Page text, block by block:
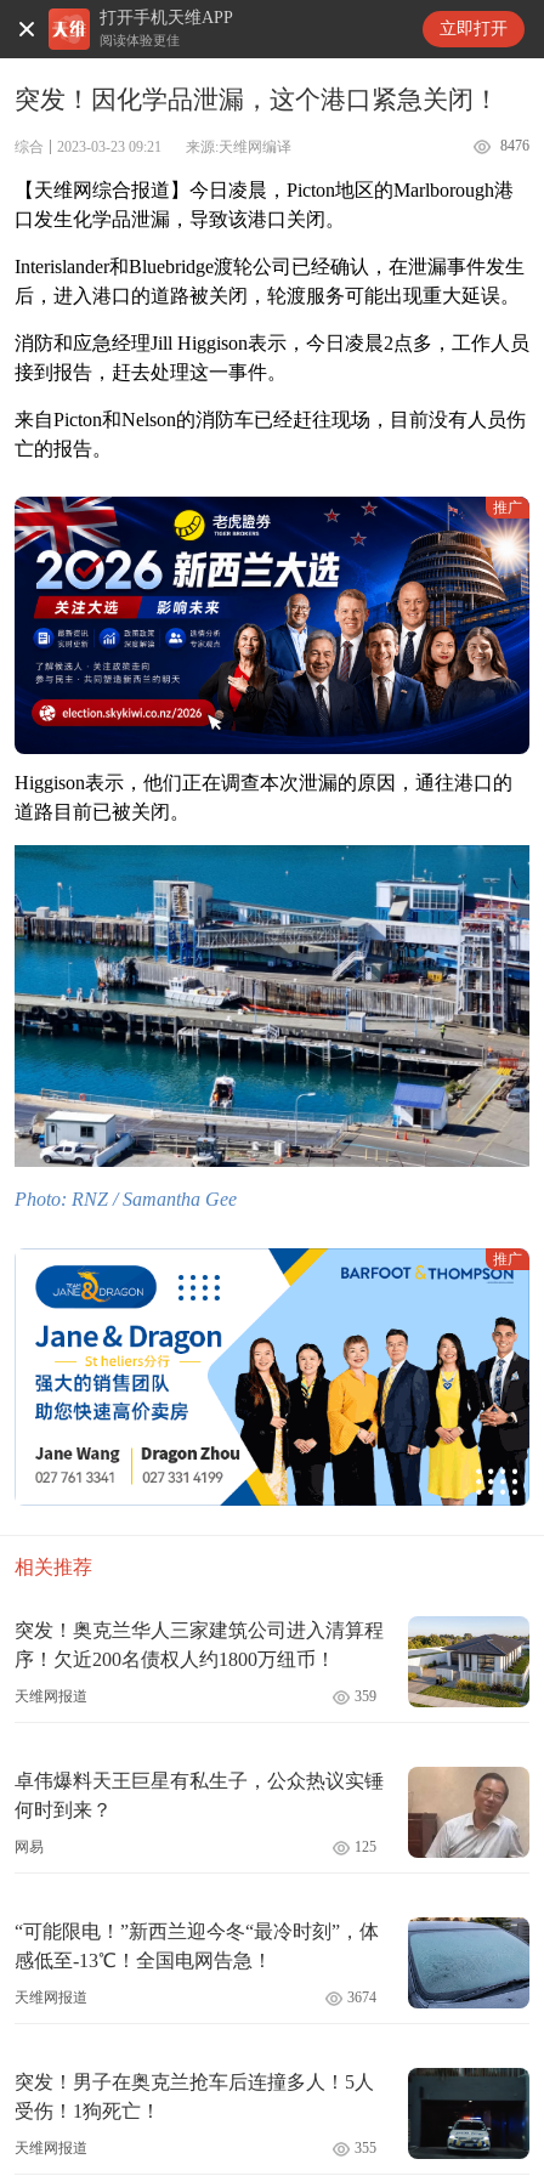
打开手机天维APP
阅读体验更佳
立即打开
天维新闻
突发！因化学品泄漏，这个港口紧急关闭！
综合 2023-03-23 09:21 来源:天维网编译 8476
【天维网综合报道】今日凌晨，Picton地区的Marlborough港
口发生化学品泄漏，导致该港口关闭。
Interislander和Bluebridge渡轮公司已经确认，在泄漏事件发生
后，进入港口的道路被关闭，轮渡服务可能出现重大延误。
消防和应急经理Jill Higgison表示，今日凌晨2点多，工作人员
接到报告，赶去处理这一事件。
来自Picton和Nelson的消防车已经赶往现场，目前没有人员伤
亡的报告。
推广
Higgison表示，他们正在调查本次泄漏的原因，通往港口的
道路目前已被关闭。
Photo: RNZ / Samantha Gee
推广
相关推荐
突发！奥克兰华人三家建筑公司进入清算程
序！欠近200名债权人约1800万纽币！
天维网报道 359
卓伟爆料天王巨星有私生子，公众热议实锤
何时到来？
网易 125
“可能限电！”新西兰迎今冬“最冷时刻”，体
感低至-13℃！全国电网告急！
天维网报道 3674
突发！男子在奥克兰抢车后连撞多人！5人
受伤！1狗死亡！
天维网报道 355